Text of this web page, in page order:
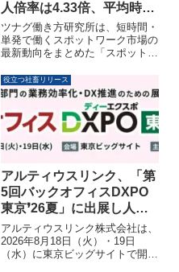
人倍率は4.33倍、平均時給
は1,247円
ツナグ働き方研究所は、短時間・
単発で働くスポットワーク市場の
最新動向をまとめた「スポットワ
（2026年3月度版）」を発表しま
した。本レポートによると、スポ
ットワークの求人倍率は4.33倍と
大幅に上昇し、平均時給は1,247
円となりました。
役立つ社畜リリース
アルティウスリンク、「第
5回バックオフィスDXPO
東京❜26夏」に出展し人事
DXと人材派遣管理システ
ム「HRstation」を紹介し
ます
アルティウスリンク株式会社は、
2026年8月18日（火）・19日
（水）に東京ビッグサイトで開催